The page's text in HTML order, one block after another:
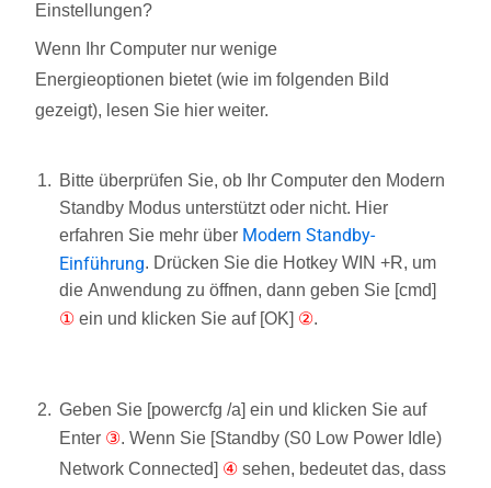
Einstellungen?
Wenn Ihr Computer nur wenige
Energieoptionen bietet (wie im folgenden Bild
gezeigt), lesen Sie hier weiter.
Bitte überprüfen Sie, ob Ihr Computer den Modern
Standby Modus unterstützt oder nicht. Hier
erfahren Sie mehr über Modern Standby-
Einführung. Drücken Sie die Hotkey WIN+R, um
die Anwendung zu öffnen, dann geben Sie [cmd]
① ein und klicken Sie auf [OK] ②.
Geben Sie [powercfg /a] ein und klicken Sie auf
Enter ③. Wenn Sie [Standby (S0 Low Power Idle)
Network Connected] ④ sehen, bedeutet das, dass